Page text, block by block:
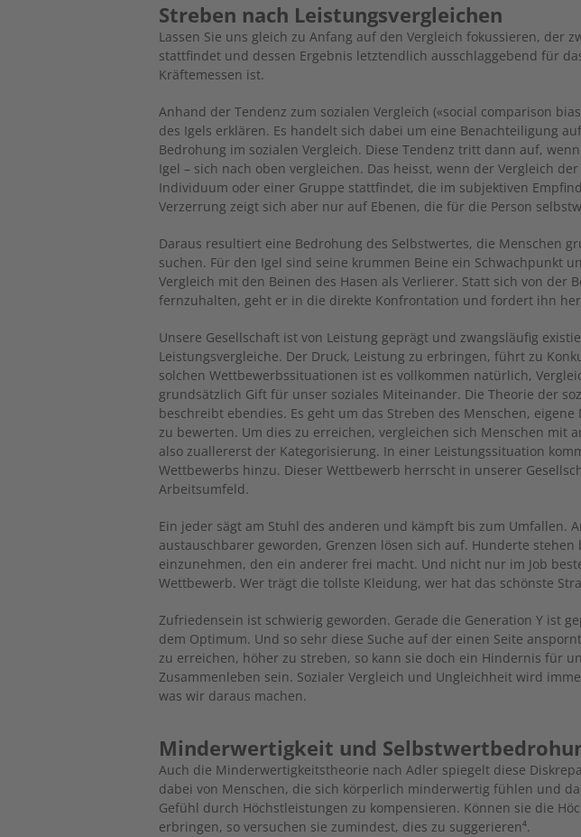
Streben nach Leistungsvergleichen
Lassen Sie uns gleich zu Anfang auf den Vergleich fokussieren, der
stattfindet und dessen Ergebnis letztendlich ausschlaggebend für
Kräftemessen ist.
Anhand der Tendenz zum sozialen Vergleich («social comparison
des Igels erklären. Es handelt sich dabei um eine Benachteiligung
Bedrohung im sozialen Vergleich. Diese Tendenz tritt dann auf,
Igel – sich nach oben vergleichen. Das heisst, wenn der Vergleich
Individuum oder einer Gruppe stattfindet, die im subjektiven
Verzerrung zeigt sich aber nur auf Ebenen, die für die Person
Daraus resultiert eine Bedrohung des Selbstwertes, die Menschen
suchen. Für den Igel sind seine krummen Beine ein Schwachpunkt
Vergleich mit den Beinen des Hasen als Verlierer. Statt sich von der
fernzuhalten, geht er in die direkte Konfrontation und fordert ihn
Unsere Gesellschaft ist von Leistung geprägt und zwangsläufig
Leistungsvergleiche. Der Druck, Leistung zu erbringen, führt zu
solchen Wettbewerbssituationen ist es vollkommen natürlich,
grundsätzlich Gift für unser soziales Miteinander. Die Theorie der
beschreibt ebendies. Es geht um das Streben des Menschen,
zu bewerten. Um dies zu erreichen, vergleichen sich Menschen mit
also zuallererst der Kategorisierung. In einer Leistungssituation
Wettbewerbs hinzu. Dieser Wettbewerb herrscht in unserer
Arbeitsumfeld.
Ein jeder sägt am Stuhl des anderen und kämpft bis zum Umfallen.
austauschbarer geworden, Grenzen lösen sich auf. Hunderte stehen
einzunehmen, den ein anderer frei macht. Und nicht nur im Job
Wettbewerb. Wer trägt die tollste Kleidung, wer hat das schönste
Zufriedensein ist schwierig geworden. Gerade die Generation Y ist
dem Optimum. Und so sehr diese Suche auf der einen Seite
zu erreichen, höher zu streben, so kann sie doch ein Hindernis für
Zusammenleben sein. Sozialer Vergleich und Ungleichheit wird
was wir daraus machen.
Minderwertigkeit und
Auch die Minderwertigkeitstheorie nach Adler spiegelt diese
dabei von Menschen, die sich körperlich minderwertig fühlen und
Gefühl durch Höchstleistungen zu kompensieren. Können sie die
erbringen, so versuchen sie zumindest, dies zu suggerieren⁴.